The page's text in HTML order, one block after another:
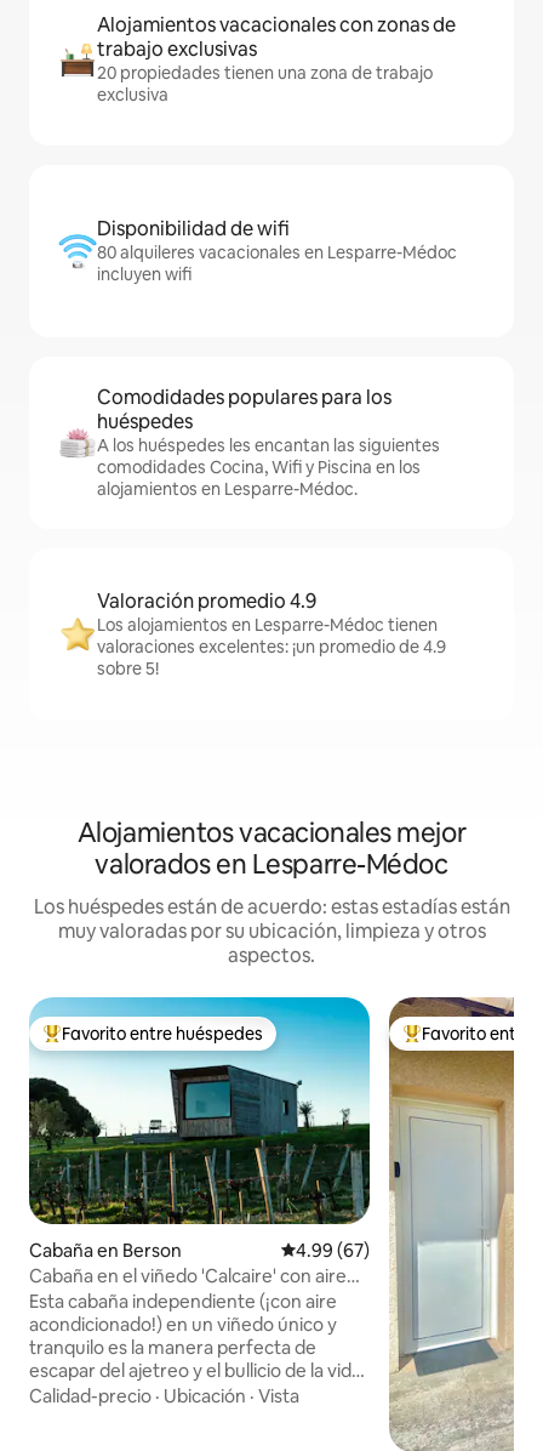
Alojamientos vacacionales con zonas de
trabajo exclusivas
20 propiedades tienen una zona de trabajo
exclusiva
Disponibilidad de wifi
80 alquileres vacacionales en Lesparre-Médoc
incluyen wifi
Comodidades populares para los
huéspedes
A los huéspedes les encantan las siguientes
comodidades Cocina, Wifi y Piscina en los
alojamientos en Lesparre-Médoc.
Valoración promedio 4.9
Los alojamientos en Lesparre-Médoc tienen
valoraciones excelentes: ¡un promedio de 4.9
sobre 5!
Alojamientos vacacionales mejor
valorados en Lesparre-Médoc
Los huéspedes están de acuerdo: estas estadías están
muy valoradas por su ubicación, limpieza y otros
aspectos.
Favorito entre huéspedes preferido
Favorito entre huéspedes
Cabaña en Berson Calificación promedio: 4.99 de
4.99 (67)
Cabaña en el viñedo 'Calcaire' con aire
acondicionado
Esta cabaña independiente (¡con aire
acondicionado!) en un viñedo único y
tranquilo es la manera perfecta de
escapar del ajetreo y el bullicio de la vida
cotidiana. Relájate y desconecta en esta
Calidad-precio · Ubicación · Vista
Favorito entre
Favorito entre